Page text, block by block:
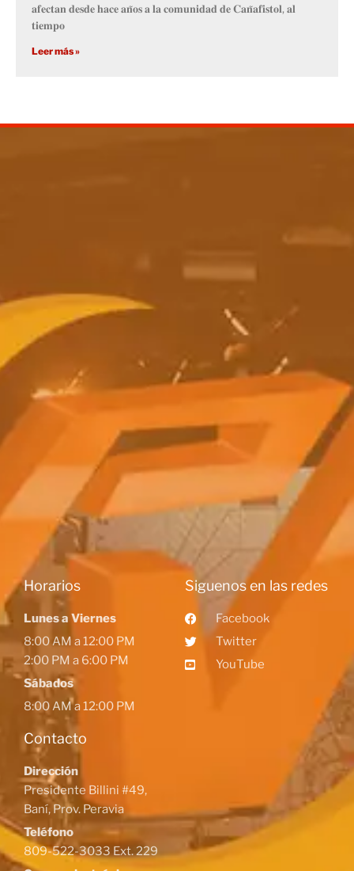
𝐚𝐟𝐞𝐜𝐭𝐚𝐧 𝐝𝐞𝐬𝐝𝐞 𝐡𝐚𝐜𝐞 𝐚𝐧̃𝐨𝐬 𝐚 𝐥𝐚 𝐜𝐨𝐦𝐮𝐧𝐢𝐝𝐚𝐝 𝐝𝐞 𝐂𝐚𝐧̃𝐚𝐟𝐢𝐬𝐭𝐨𝐥, 𝐚𝐥
𝐭𝐢𝐞𝐦𝐩𝐨
Leer más »
Horarios
Lunes a Viernes
8:00 AM a 12:00 PM
2:00 PM a 6:00 PM
Sábados
8:00 AM a 12:00 PM
Contacto
Dirección
Presidente Billini #49,
Baní, Prov. Peravia
Teléfono
809-522-3033 Ext. 229
Siguenos en las redes
Facebook
Twitter
YouTube